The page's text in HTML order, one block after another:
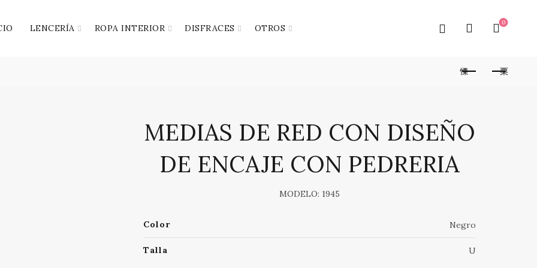
LENCERÍA ROPA INTERIOR DISFRACES OTROS
0
MEDIAS DE RED CON DISEÑO
DE ENCAJE CON PEDRERIA
MODELO: 1945
Color Negro
Talla U